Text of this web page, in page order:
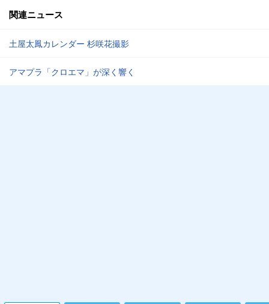
関連ニュース
土屋太鳳カレンダー 杉咲花撮影
アマプラ「クロエマ」が深く響く